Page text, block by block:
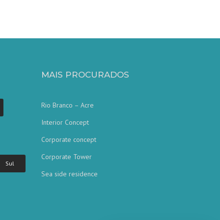
Sul
MAIS PROCURADOS
Rio Branco – Acre
Interior Concept
Corporate concept
Corporate Tower
Sea side residence